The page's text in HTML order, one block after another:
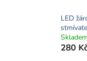
LED
Skladem
280